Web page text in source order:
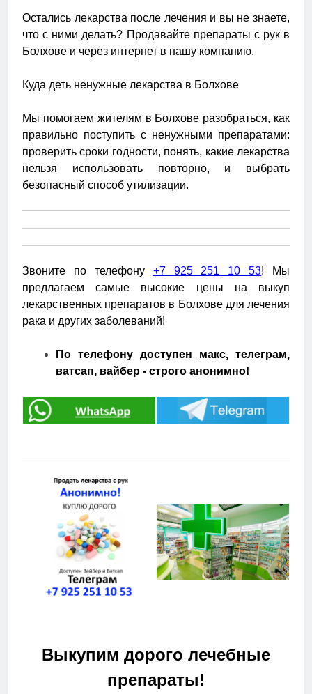
Остались лекарства после лечения и вы не знаете,
что с ними делать? Продавайте препараты с рук в
Болхове и через интернет в нашу компанию.
Куда деть ненужные лекарства в Болхове
Мы помогаем жителям в Болхове разобраться, как
правильно поступить с ненужными препаратами:
проверить сроки годности, понять, какие лекарства
нельзя использовать повторно, и выбрать
безопасный способ утилизации.
Звоните по телефону +7 925 251 10 53! Мы
предлагаем самые высокие цены на выкуп
лекарственных препаратов в Болхове для лечения
рака и других заболеваний!
По телефону доступен макс, телеграм,
ватсап, вайбер - строго анонимно!
Выкупим дорого лечебные
препараты!